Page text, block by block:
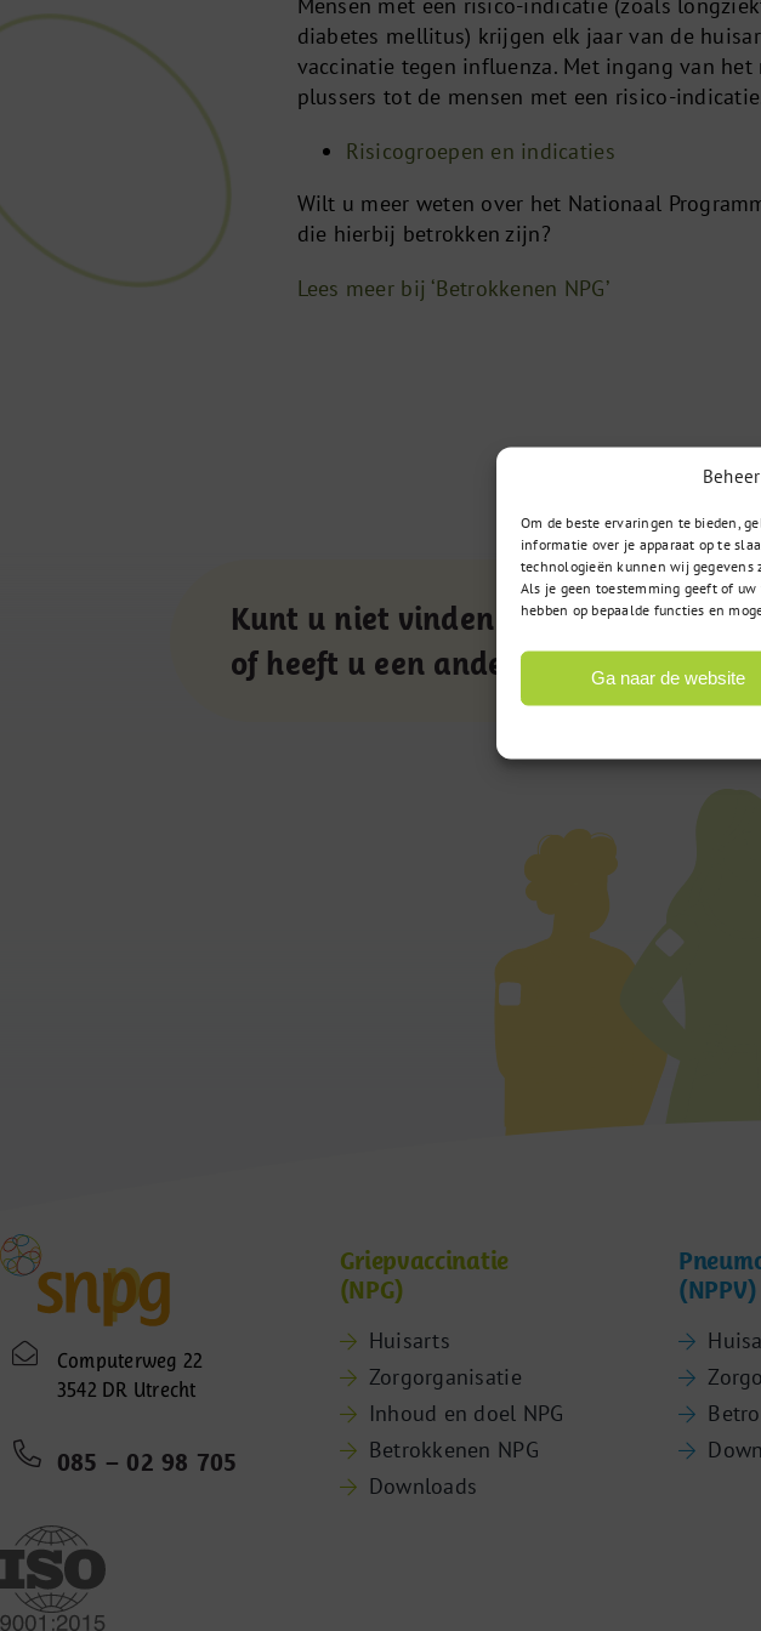
Om de beste ervaringen te bieden,
informatie over je apparaat op te
technologieën kunnen wij gegevens
Als je geen toestemming geeft of
hebben op bepaalde functies en
Ga naar de website
diabetes mellitus) krijgen elk jaar van de
vaccinatie tegen influenza. Met ingang van
plussers tot de mensen met een risico-
Risicogroepen en indicaties
Wilt u meer weten over het Nationaal
die hierbij betrokken zijn?
Lees meer bij ‘Betrokkenen NPG’
Kunt u niet vinden wat u zoekt
of heeft u een andere vraag?
Computerweg 22
3542 DR Utrecht
085 – 02 98 705
Griepvaccinatie
(NPG)
Huisarts
Zorgorganisatie
Inhoud en doel NPG
Betrokkenen NPG
Downloads
(NPPV)